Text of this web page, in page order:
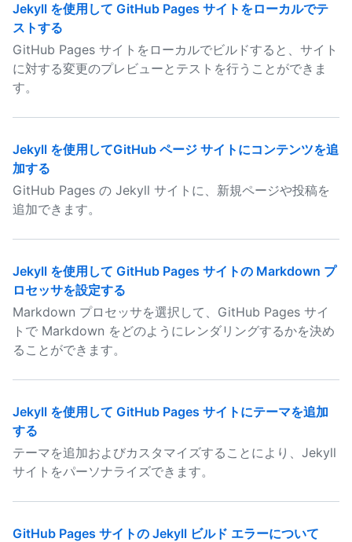
Jekyll を使用して GitHub Pages サイトをローカルでテ
ストする
GitHub Pages サイトをローカルでビルドすると、サイト
に対する変更のプレビューとテストを行うことができま
す。
Jekyll を使用してGitHub ページ サイトにコンテンツを追
加する
GitHub Pages の Jekyll サイトに、新規ページや投稿を
追加できます。
Jekyll を使用して GitHub Pages サイトの Markdown プ
ロセッサを設定する
Markdown プロセッサを選択して、GitHub Pages サイ
トで Markdown をどのようにレンダリングするかを決め
ることができます。
Jekyll を使用して GitHub Pages サイトにテーマを追加
する
テーマを追加およびカスタマイズすることにより、Jekyll
サイトをパーソナライズできます。
GitHub Pages サイトの Jekyll ビルド エラーについて